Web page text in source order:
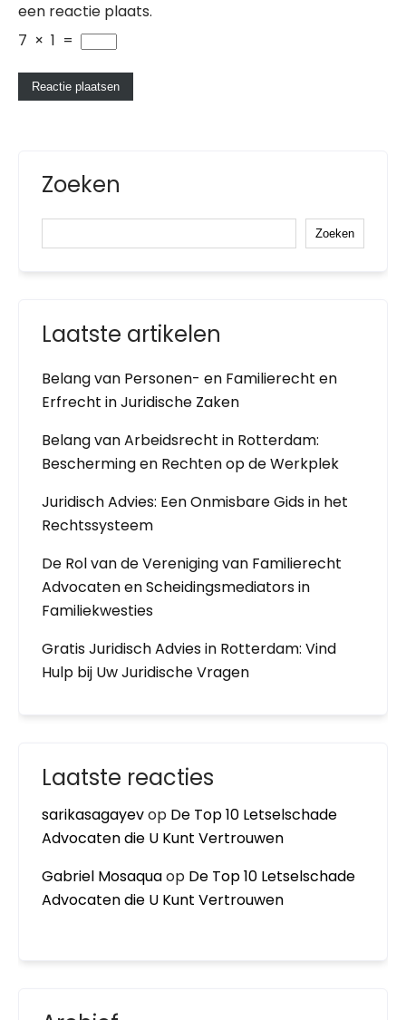
een reactie plaats.
7 × 1 =
Zoeken
Zoeken
Laatste artikelen
Belang van Personen- en Familierecht en
Erfrecht in Juridische Zaken
Belang van Arbeidsrecht in Rotterdam:
Bescherming en Rechten op de Werkplek
Juridisch Advies: Een Onmisbare Gids in het
Rechtssysteem
De Rol van de Vereniging van Familierecht
Advocaten en Scheidingsmediators in
Familiekwesties
Gratis Juridisch Advies in Rotterdam: Vind
Hulp bij Uw Juridische Vragen
Laatste reacties
sarikasagayevop De Top 10 Letselschade
Advocaten die U Kunt Vertrouwen
Gabriel Mosaquaop De Top 10 Letselschade
Advocaten die U Kunt Vertrouwen